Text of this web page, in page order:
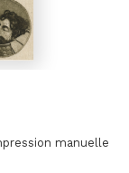
manuelle